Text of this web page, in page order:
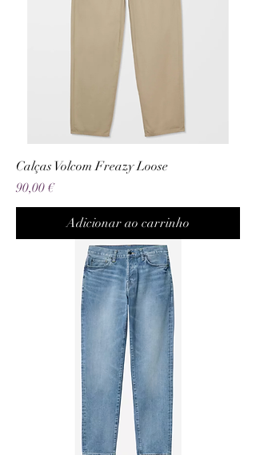
Calças Volcom Freazy Loose
Preço
90,00 €
Adicionar ao carrinho